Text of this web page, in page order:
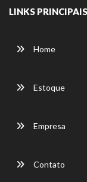
LINKS PRINCIPAIS
Home
Estoque
Empresa
Contato